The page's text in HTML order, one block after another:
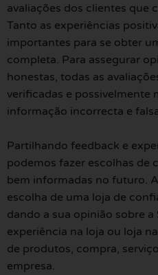
avaliações dos clientes que
Tanto as experiências
importantes para se obter
completa. Para assegurar
honestas, todas as
verificadas e possivelmente
informação incorrecta e
Partilhando feedback e
podemos fazer escolhas de
bem informadas no futuro.
escolha de uma loja de
dando a sua opinião sobre
experiência na loja ou loja
de produtos, compra,
empresa.